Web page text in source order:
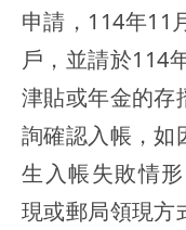
申請，114年11
戶，並請於114
津貼或年金的存
詢確認入帳，如
生入帳失敗情
現或郵局領現方